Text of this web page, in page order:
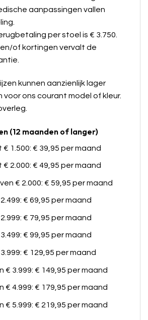
aanpassingen vallen
per stoel is € 3.750.
en/of kortingen vervalt de
kunnen aanzienlijk lager
voor ons courant model of kleur.
(12 maanden of langer)
1.500: € 39,95 per maand
2.000: € 49,95 per maand
€ 2.000: € 59,95 per maand
€ 69,95 per maand
€ 79,95 per maand
€ 99,95 per maand
€ 129,95 per maand
€ 3.999: € 149,95 per maand
€ 4.999: € 179,95 per maand
€ 5.999: € 219,95 per maand